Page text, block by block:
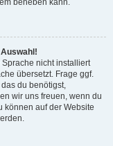
beheben kann.
nicht installiert
übersetzt. Frage ggf.
du benötigst,
wir uns freuen, wenn du
können auf der Website